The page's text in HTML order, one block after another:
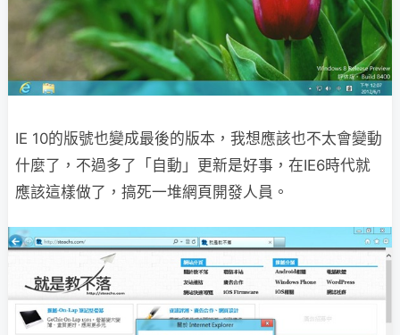
IE 10的版號也變成最後的版本，我想應該也不太會變動
什麼了，不過多了「自動」更新是好事，在IE6時代就
應該這樣做了，搞死一堆網頁開發人員。